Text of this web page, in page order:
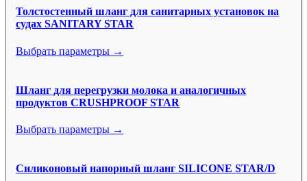
Толстостенный шланг для санитарных установок на
судах SANITARY STAR
Выбрать параметры →
Шланг для перегрузки молока и аналогичных
продуктов CRUSHPROOF STAR
Выбрать параметры →
Силиконовый напорный шланг SILICONE STAR/D